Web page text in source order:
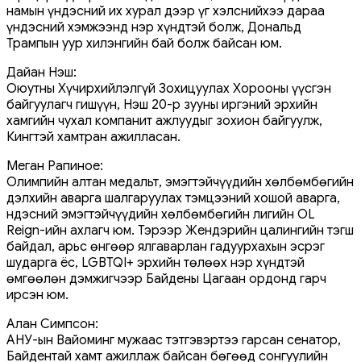
намын үндэсний их хурал дээр үг хэлснийхээ дараа
үндэсний хэмжээнд нэр хүндтэй болж, Дональд
Трампын уур хилэнгийн бай болж байсан юм.
Дайан Нэш:
Оюутны Хүчирхийлэлгүй Зохицуулах Хорооны үүсгэн
байгуулагч гишүүн, Нэш 20-р зууны иргэний эрхийн
хамгийн чухал компанит ажлуудыг зохион байгуулж,
Кингтэй хамтран ажилласан.
Меган Рапиное:
Олимпийн алтан медальт, эмэгтэйчүүдийн хөлбөмбөгийн
дэлхийн аварга шалгаруулах тэмцээний хошой аварга,
Үндэсний эмэгтэйчүүдийн хөлбөмбөгийн лигийн OL
Reign-ийн ахлагч юм. Тэрээр Жендэрийн цалингийн тэгш
байдал, арьс өнгөөр ​​ялгаварлан гадуурхахын эсрэг
шударга ёс, LGBTQI+ эрхийн төлөөх нэр хүндтэй
өмгөөлөн дэмжигчээр Байдены Цагаан ордонд гарч
ирсэн юм.
Алан Симпсон:
АНУ-ын Вайоминг мужаас тэтгэвэртээ гарсан сенатор,
Байдентай хамт ажиллаж байсан бөгөөд сонгуулийн